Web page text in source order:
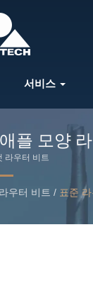
서비스
플 모양
라우터 비트
우터 비트 / 표준